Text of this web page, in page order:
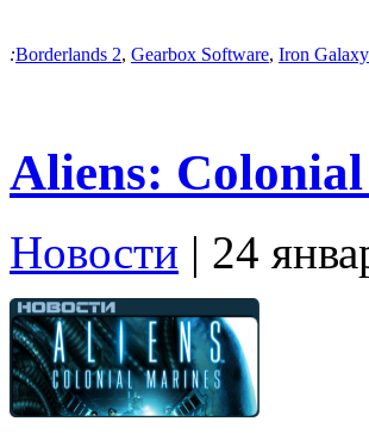
:Borderlands 2, Gearbox Software, Iron
Aliens:
Новости | 24